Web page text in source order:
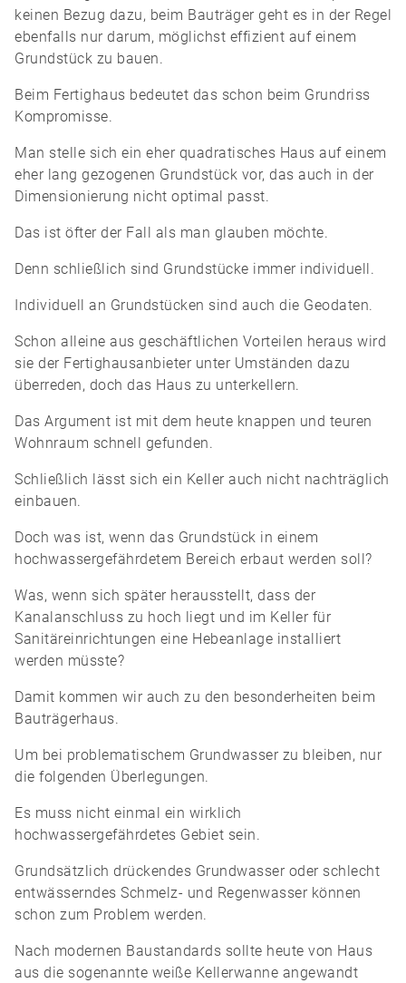
keinen Bezug dazu, beim Bauträger geht es in der Regel
ebenfalls nur darum, möglichst effizient auf einem
Grundstück zu bauen.
Beim Fertighaus bedeutet das schon beim Grundriss
Kompromisse.
Man stelle sich ein eher quadratisches Haus auf einem
eher lang gezogenen Grundstück vor, das auch in der
Dimensionierung nicht optimal passt.
Das ist öfter der Fall als man glauben möchte.
Denn schließlich sind Grundstücke immer individuell.
Individuell an Grundstücken sind auch die Geodaten.
Schon alleine aus geschäftlichen Vorteilen heraus wird
sie der Fertighausanbieter unter Umständen dazu
überreden, doch das Haus zu unterkellern.
Das Argument ist mit dem heute knappen und teuren
Wohnraum schnell gefunden.
Schließlich lässt sich ein Keller auch nicht nachträglich
einbauen.
Doch was ist, wenn das Grundstück in einem
hochwassergefährdetem Bereich erbaut werden soll?
Was, wenn sich später herausstellt, dass der
Kanalanschluss zu hoch liegt und im Keller für
Sanitäreinrichtungen eine Hebeanlage installiert
werden müsste?
Damit kommen wir auch zu den besonderheiten beim
Bauträgerhaus.
Um bei problematischem Grundwasser zu bleiben, nur
die folgenden Überlegungen.
Es muss nicht einmal ein wirklich
hochwassergefährdetes Gebiet sein.
Grundsätzlich drückendes Grundwasser oder schlecht
entwässerndes Schmelz- und Regenwasser können
schon zum Problem werden.
Nach modernen Baustandards sollte heute von Haus
aus die sogenannte weiße Kellerwanne angewandt